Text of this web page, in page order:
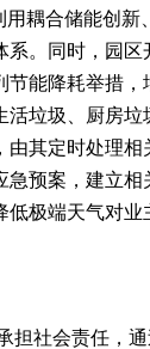
耦合储能创新
。同时，园区
能降耗举措，
垃圾、厨房垃
其定时处理相
预案，建立相
极端天气对业
担社会责任，